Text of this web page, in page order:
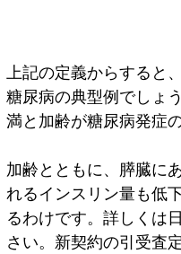
上記の定義からすると
糖尿病の典型例でしょ
満と加齢が糖尿病発症
加齢とともに、膵臓に
れるインスリン量も低
るわけです。詳しくは
さい。新契約の引受査